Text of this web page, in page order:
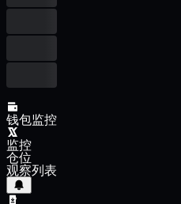
钱包监控
监控
仓位
观察列表